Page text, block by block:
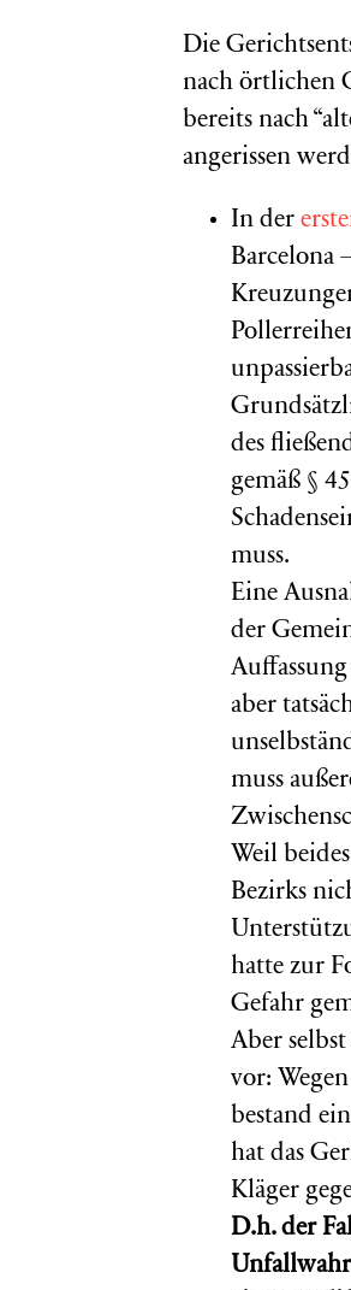
Die
nach örtlichen
bereits nach
angerissen
In der
Barcelona
des
gemäß §
muss.
Eine
der
aber
muss
Weil
Bezirks
hatte zur
Gefahr
Aber
vor:
bestand
hat das
Kläger
D.h. der